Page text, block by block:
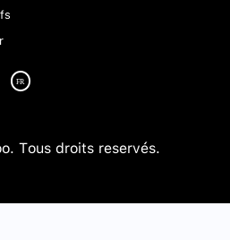
Tous droits reservés.